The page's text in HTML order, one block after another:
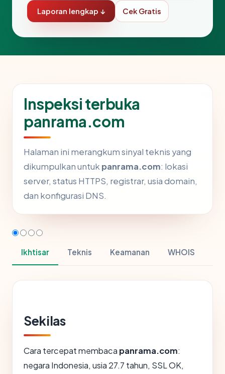
Laporan lengkap ↓ Cek Gratis
Inspeksi terbuka
panrama.com
Halaman ini merangkum sinyal teknis yang
dikumpulkan untukpanrama.com: lokasi
server, status HTTPS, registrar, usia domain,
dan konfigurasi DNS.
Ikhtisar Teknis Keamanan WHOIS
Sekilas
Cara tercepat membaca panrama.com:
negara Indonesia, usia 27.7 tahun, SSL OK,